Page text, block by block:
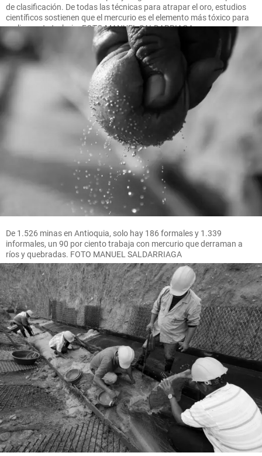
de clasificación. De todas las técnicas para atrapar el oro, estudios
científicos sostienen que el mercurio es el elemento más tóxico para
realizar este trabajo. FOTO MANUEL SALDARRIAGA
De 1.526 minas en Antioquia, solo hay 186 formales y 1.339
informales, un 90 por ciento trabaja con mercurio que derraman a
ríos y quebradas. FOTO MANUEL SALDARRIAGA